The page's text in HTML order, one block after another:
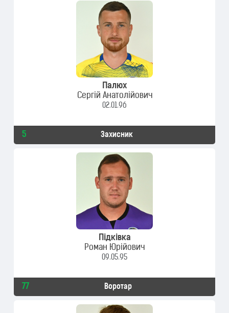
Палюх
Сергій Анатолійович
02.01.96
5 Захисник
Підківка
Роман Юрійович
09.05.95
77 Воротар